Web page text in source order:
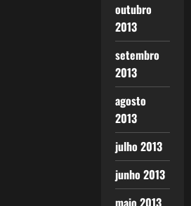
outubro
2013
setembro
2013
agosto
2013
julho 2013
junho 2013
maio 2013